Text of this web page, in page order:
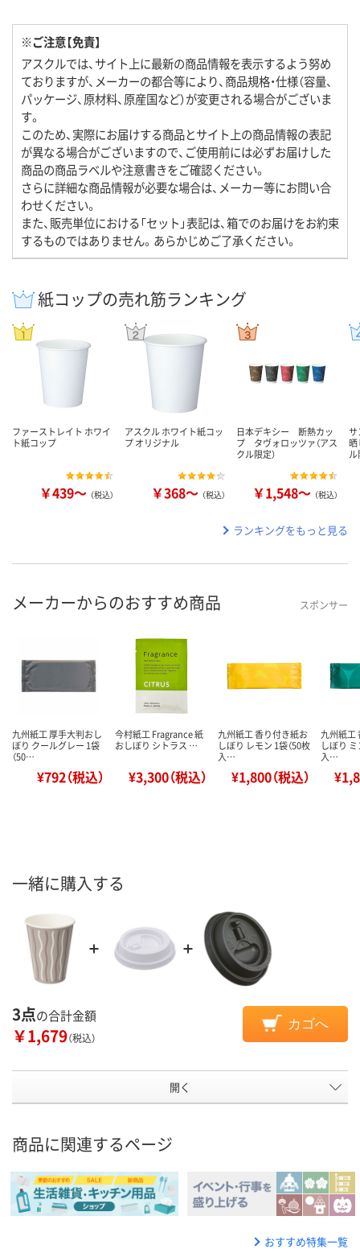
※ご注意【免責】
アスクルでは、サイト上に最新の商品情報を表示するよう努め
ておりますが、メーカーの都合等により、商品規格・仕様（容量、
パッケージ、原材料、原産国など）が変更される場合がございま
す。
このため、実際にお届けする商品とサイト上の商品情報の表記
が異なる場合がございますので、ご使用前には必ずお届けした
商品の商品ラベルや注意書きをご確認ください。
さらに詳細な商品情報が必要な場合は、メーカー等にお問い合
わせください。
また、販売単位における「セット」表記は、箱でのお届けをお約束
するものではありません。あらかじめご了承ください。
紙コップの売れ筋ランキング
ファーストレイト ホワイ
ト紙コップ
￥439～ （税込）
アスクル ホワイト紙コッ
プ オリジナル
￥368～ （税込）
日本デキシー 断熱カッ
プ タヴォロッツァ（アス
クル限定）
￥1,548～ （税込）
晒
ル
ランキングをもっと見る
メーカーからのおすすめ商品 スポンサー
九州紙工 厚手大判おし
ぼり クールグレー 1袋
（50…
¥792（税込）
今村紙工 Fragrance 紙
おしぼり シトラス …
¥3,300（税込）
九州紙工 香り付き紙お
しぼり レモン 1袋（50枚
入…
¥1,800（税込）
九州紙工
しぼり ミ
入…
一緒に購入する
3点の合計金額
￥1,679（税込）
カゴへ
開く
商品に関連するページ
おすすめ特集一覧